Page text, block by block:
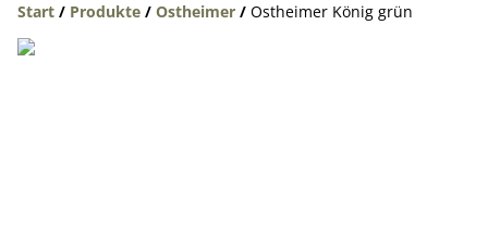
Start / Produkte / Ostheimer / Ostheimer König grün